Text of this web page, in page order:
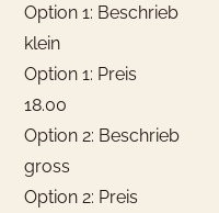
Option 1: Beschrieb
klein
Option 1: Preis
18.00
Option 2: Beschrieb
gross
Option 2: Preis